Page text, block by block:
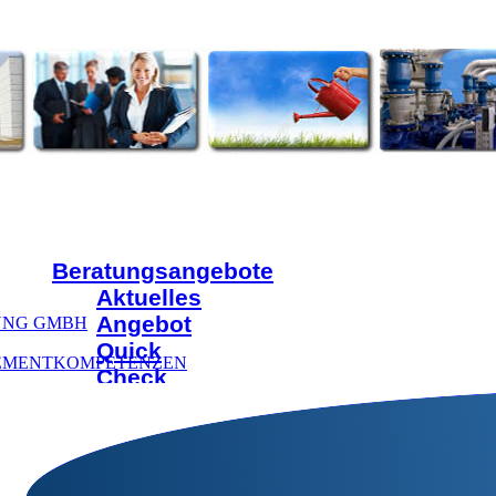
GMBH
Beratungsangebote
Aktuelles
Angebot
Quick
Check
Direkteinstieg
Beratungsbereiche